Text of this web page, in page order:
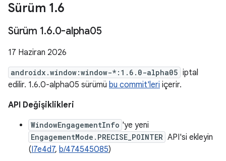
Sürüm 1.6
Sürüm 1.6.0-alpha05
17 Haziran 2026
androidx.window:window-*:1.6.0-alpha05 iptal
edilir. 1.6.0-alpha05 sürümü bu commit'leri içerir.
API Değişiklikleri
WindowEngagementInfo 'ye yeni
EngagementMode.PRECISE_POINTER API'si ekleyin
(I7e4d7, b/474545085)